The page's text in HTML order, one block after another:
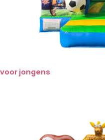
voor jongens